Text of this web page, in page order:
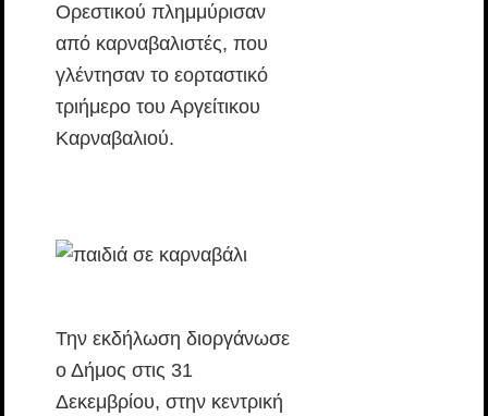
Ορεστικού πλημμύρισαν
από καρναβαλιστές, που
γλέντησαν το εορταστικό
τριήμερο του Αργείτικου
Καρναβαλιού.
Την εκδήλωση διοργάνωσε
ο Δήμος στις 31
Δεκεμβρίου, στην κεντρική